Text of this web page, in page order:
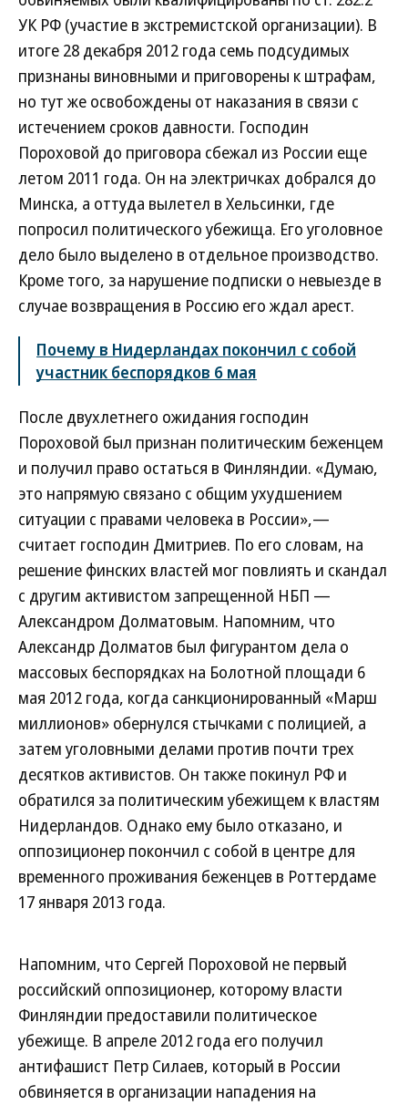
УК РФ (участие в экстремистской организации). В
итоге 28 декабря 2012 года семь подсудимых
признаны виновными и приговорены к штрафам,
но тут же освобождены от наказания в связи с
истечением сроков давности. Господин
Пороховой до приговора сбежал из России еще
летом 2011 года. Он на электричках добрался до
Минска, а оттуда вылетел в Хельсинки, где
попросил политического убежища. Его уголовное
дело было выделено в отдельное производство.
Кроме того, за нарушение подписки о невыезде в
случае возвращения в Россию его ждал арест.
Почему в Нидерландах покончил с собой
участник беспорядков 6 мая
После двухлетнего ожидания господин
Пороховой был признан политическим беженцем
и получил право остаться в Финляндии. «Думаю,
это напрямую связано с общим ухудшением
ситуации с правами человека в России»,—
считает господин Дмитриев. По его словам, на
решение финских властей мог повлиять и скандал
с другим активистом запрещенной НБП —
Александром Долматовым. Напомним, что
Александр Долматов был фигурантом дела о
массовых беспорядках на Болотной площади 6
мая 2012 года, когда санкционированный «Марш
миллионов» обернулся стычками с полицией, а
затем уголовными делами против почти трех
десятков активистов. Он также покинул РФ и
обратился за политическим убежищем к властям
Нидерландов. Однако ему было отказано, и
оппозиционер покончил с собой в центре для
временного проживания беженцев в Роттердаме
17 января 2013 года.
Напомним, что Сергей Пороховой не первый
российский оппозиционер, которому власти
Финляндии предоставили политическое
убежище. В апреле 2012 года его получил
антифашист Петр Силаев, который в России
обвиняется в организации нападения на